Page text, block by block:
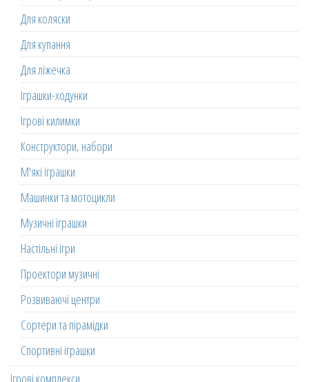
Для коляски
Для купання
Для ліжечка
Іграшки-ходунки
Ігрові килимки
Конструктори, набори
М'які іграшки
Машинки та мотоцикли
Музичні іграшки
Настільні ігри
Проектори музичні
Розвиваючі центри
Сортери та пірамідки
Спортивні іграшки